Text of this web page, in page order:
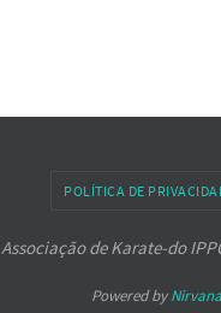
POLÍTICA DE
Associação de Karate-do
Powered byNirvana